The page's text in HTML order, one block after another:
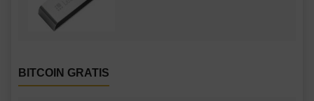
BITCOIN GRATIS